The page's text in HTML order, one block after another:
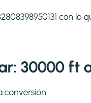
con lo
30000 ft
conversión.